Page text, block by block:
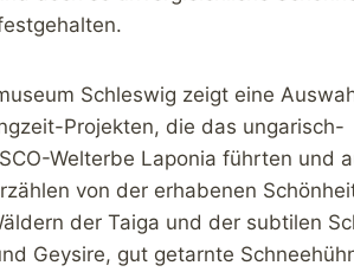
Schleswig zeigt eine
Projekten, die das ungarisch-
Welterbe Laponia führten und
von der erhabenen
der Taiga und der subtilen
Geysire, gut getarnte